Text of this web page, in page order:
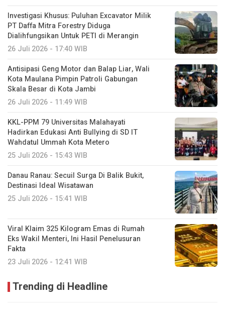
Investigasi Khusus: Puluhan Excavator Milik
PT Daffa Mitra Forestry Diduga
Dialihfungsikan Untuk PETI di Merangin
26 Juli 2026 - 17:40 WIB
Antisipasi Geng Motor dan Balap Liar, Wali
Kota Maulana Pimpin Patroli Gabungan
Skala Besar di Kota Jambi
26 Juli 2026 - 11:49 WIB
KKL-PPM 79 Universitas Malahayati
Hadirkan Edukasi Anti Bullying di SD IT
Wahdatul Ummah Kota Metero
25 Juli 2026 - 15:43 WIB
Danau Ranau: Secuil Surga Di Balik Bukit,
Destinasi Ideal Wisatawan
25 Juli 2026 - 15:41 WIB
Viral Klaim 325 Kilogram Emas di Rumah
Eks Wakil Menteri, Ini Hasil Penelusuran
Fakta
23 Juli 2026 - 12:41 WIB
Trending di Headline